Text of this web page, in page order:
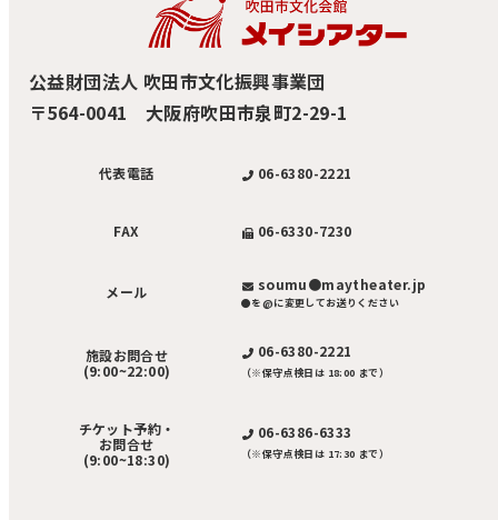
公益財団法人 吹田市文化振興事業団
〒564-0041 大阪府吹田市泉町2-29-1
代表電話 06-6380-2221
FAX 06-6330-7230
メール soumu●maytheater.jp
●を@に変更してお送りください
施設お問合せ
(9:00~22:00)
06-6380-2221
（※保守点検日は 18:00 まで）
チケット予約・
お問合せ
(9:00~18:30)
06-6386-6333
（※保守点検日は 17:30 まで）